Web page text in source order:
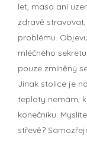
let, maso ani
zdravě
problému.
mléčného
pouze zmíněný
Jinak stolice je
teploty nemám,
konečníku.
střevě?